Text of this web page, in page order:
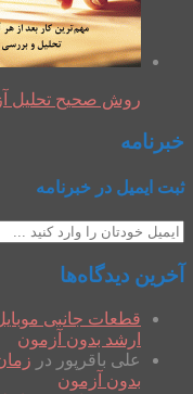
روش صحیح تحلیل
خبرنامه
ثبت ایمیل در خبرنامه
آخرین دیدگاه‌ها
قطعات جانبی
ارشد بدون آزمون
علی باقرپور در
بدون آزمون